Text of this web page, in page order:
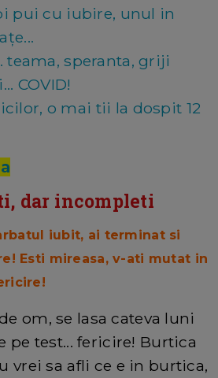
pui cu iubire, unul in
teama, speranta, griji
COVID!
o mai tii la dospit 12
dar incompleti
iubit, ai terminat si
Esti mireasa, v-ati mutat in
om, se lasa cateva luni
pe test... fericire! Burtica
vrei sa afli ce e in burtica,